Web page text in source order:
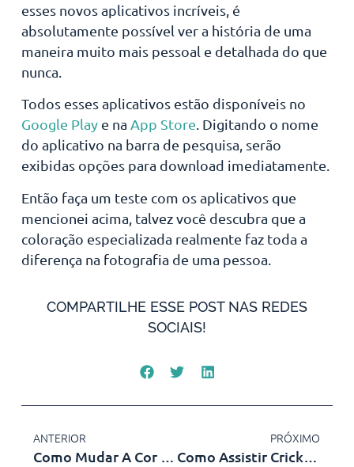
esses novos aplicativos incríveis, é
absolutamente possível ver a história de uma
maneira muito mais pessoal e detalhada do que
nunca.
Todos esses aplicativos estão disponíveis no
Google Playe na App Store. Digitando o nome
do aplicativo na barra de pesquisa, serão
exibidas opções para download imediatamente.
Então faça um teste com os aplicativos que
mencionei acima, talvez você descubra que a
coloração especializada realmente faz toda a
diferença na fotografia de uma pessoa.
COMPARTILHE ESSE POST NAS REDES
SOCIAIS!
ANTERIOR
Como Mudar A Cor Do WhatsApp
PRÓXIMO
Como Assistir Cricket Ao Vivo